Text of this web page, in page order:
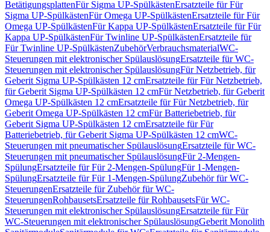
BetätigungsplattenFür Sigma UP-SpülkästenErsatzteile für Für
Sigma UP-SpülkästenFür Omega UP-SpülkästenErsatzteile für Für
Omega UP-SpülkästenFür Kappa UP-SpülkästenErsatzteile für Für
Kappa UP-SpülkästenFür Twinline UP-SpülkästenErsatzteile für
Für Twinline UP-SpülkästenZubehörVerbrauchsmaterialWC-
Steuerungen mit elektronischer SpülauslösungErsatzteile für WC-
Steuerungen mit elektronischer SpülauslösungFür Netzbetrieb, für
Geberit Sigma UP-Spülkästen 12 cmErsatzteile für Für Netzbetrieb,
für Geberit Sigma UP-Spülkästen 12 cmFür Netzbetrieb, für Geberit
Omega UP-Spülkästen 12 cmErsatzteile für Für Netzbetrieb, für
Geberit Omega UP-Spülkästen 12 cmFür Batteriebetrieb, für
Geberit Sigma UP-Spülkästen 12 cmErsatzteile für Für
Batteriebetrieb, für Geberit Sigma UP-Spülkästen 12 cmWC-
Steuerungen mit pneumatischer SpülauslösungErsatzteile für WC-
Steuerungen mit pneumatischer SpülauslösungFür 2-Mengen-
SpülungErsatzteile für Für 2-Mengen-SpülungFür 1-Mengen-
SpülungErsatzteile für Für 1-Mengen-SpülungZubehör für WC-
SteuerungenErsatzteile für Zubehör für WC-
SteuerungenRohbausetsErsatzteile für RohbausetsFür WC-
Steuerungen mit elektronischer SpülauslösungErsatzteile für Für
WC-Steuerungen mit elektronischer SpülauslösungGeberit Monolith